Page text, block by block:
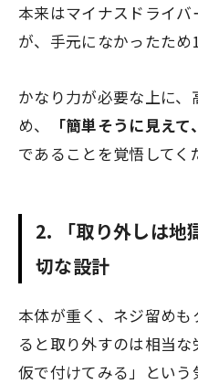
本来はマイナスドライ
が、手元になかったため
かなり力が必要な上に
め、
「簡単そうに見え
であることを覚悟してく
2. 「取り外しは地
切な設計
本体が重く、ネジ留め
ると取り外すのは相当
仮で付けてみる」とい